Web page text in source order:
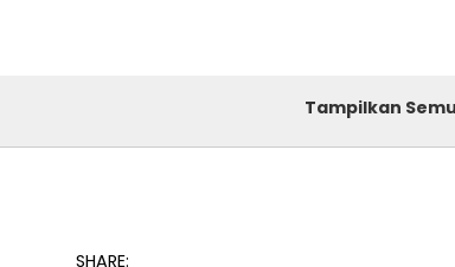
Tampilkan
SHARE: